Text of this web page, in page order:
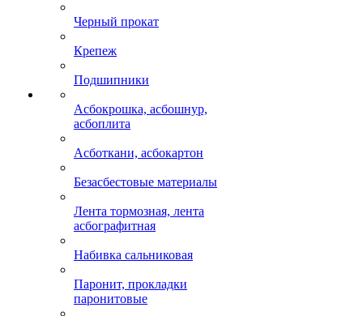
Черный прокат
Крепеж
Подшипники
Асбокрошка, асбошнур,
асбоплита
Асботкани, асбокартон
Безасбестовые материалы
Лента тормозная, лента
асбографитная
Набивка сальниковая
Паронит, прокладки
паронитовые